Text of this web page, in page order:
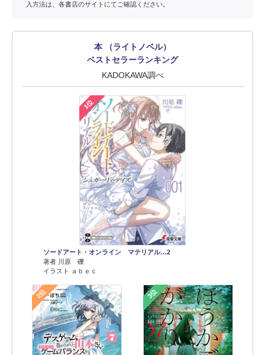
入方法は、各書店のサイトにてご確認ください。
本 （ライトノベル）
ベストセラーランキング
KADOKAWA調べ
1位
ソードアート・オンライン マテリアル…2
著者 川原 礫
イラスト ａｂｅｃ
2位 3位